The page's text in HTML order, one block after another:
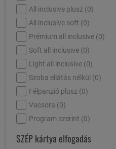
All inclusive plusz (0)
All inclusive soft (0)
Prémium all inclusive (0)
Soft all inclusive (0)
Light all inclusive (0)
Szoba ellátás nélkül (0)
Félpanzió plusz (0)
Vacsora (0)
Program szerint (0)
SZÉP kártya elfogadás